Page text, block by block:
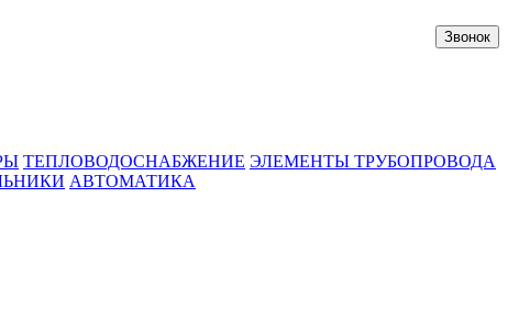
ТЕПЛОВОДОСНАБЖЕНИЕ ЭЛЕМЕНТЫ ТРУБОПРОВОДА
АВТОМАТИКА
Звонок